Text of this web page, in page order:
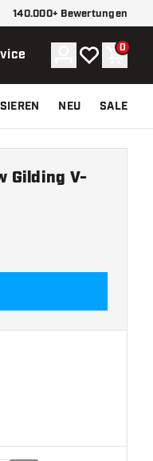
140.000+ Bewertungen
Konto
Meine 0
NEU SALE
Gilding V-